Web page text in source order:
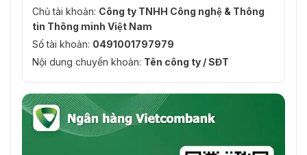
Chủ tài khoản: Công ty TNHH Công nghệ & Thông
tin Thông minh Việt Nam
Số tài khoản: 0491001797979
Nội dung chuyển khoản: Tên công ty / SĐT